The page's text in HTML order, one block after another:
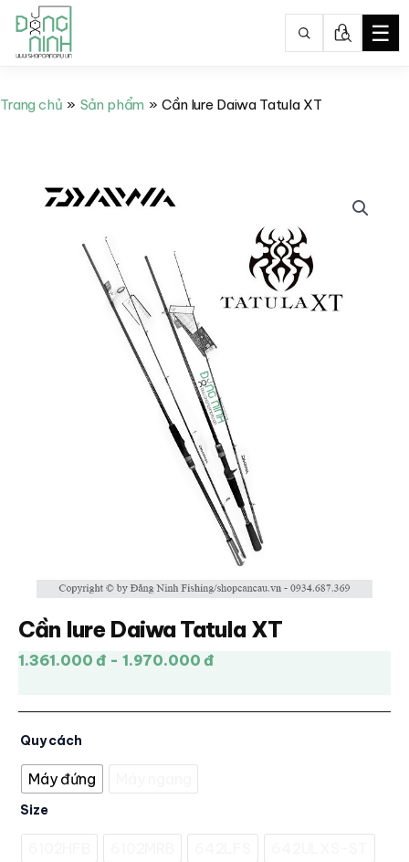
tới
☰
Trang chủ Sản phẩm Cần lure Daiwa Tatula XT
Cần lure Daiwa Tatula XT
1.361.000 đ - 1.970.000 đ
Quy cách
Máy đứng
Size